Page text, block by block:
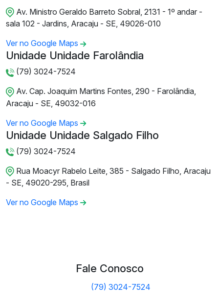
Av. Ministro Geraldo Barreto Sobral, 2131 - 1º andar -
sala 102 - Jardins, Aracaju - SE, 49026-010
Ver no Google Maps
Unidade Unidade Farolândia
(79) 3024-7524
Av. Cap. Joaquim Martins Fontes, 290 - Farolândia,
Aracaju - SE, 49032-016
Ver no Google Maps
Unidade Unidade Salgado Filho
(79) 3024-7524
Rua Moacyr Rabelo Leite, 385 - Salgado Filho, Aracaju
- SE, 49020-295, Brasil
Ver no Google Maps
Fale Conosco
(79) 3024-7524